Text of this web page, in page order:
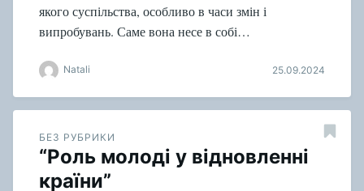
якого суспільства, особливо в часи змін і
випробувань. Саме вона несе в собі…
Natali 25.09.2024
БЕЗ РУБРИКИ
“Роль молоді у відновленні
країни”